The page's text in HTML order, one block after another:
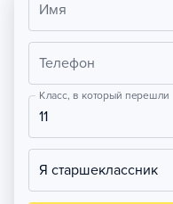
Имя
Телефон
Класс, в который перешли
11
Я старшеклассник